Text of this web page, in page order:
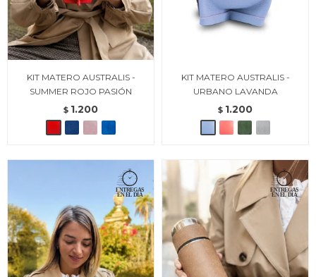
KIT MATERO AUSTRALIS -
SUMMER ROJO PASIÓN
$ 1.200
KIT MATERO AUSTRALIS -
URBANO LAVANDA
$ 1.200